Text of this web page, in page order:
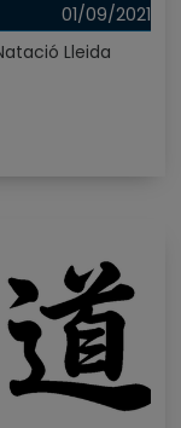
01/09/2021
Lleida